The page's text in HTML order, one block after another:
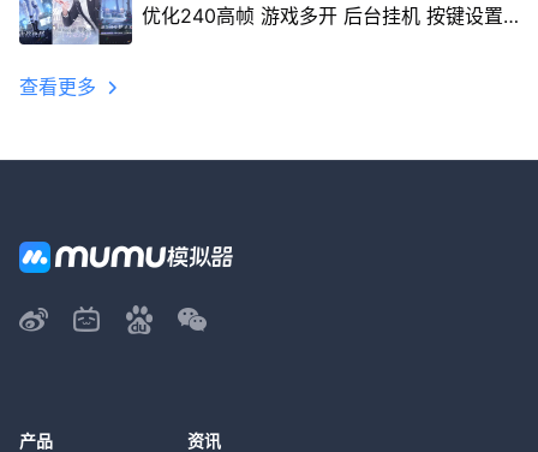
优化240高帧 游戏多开 后台挂机 按键设置
查看更多
产品 资讯